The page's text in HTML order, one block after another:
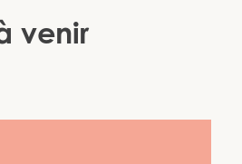
venir